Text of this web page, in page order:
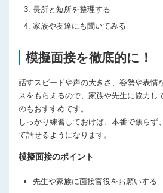
長所と短所を整理する
家族や友達にも聞いてみる
模擬面接を徹底的に！
話すスピードや声の大きさ、姿勢や表情
スをもらえるので、家族や先生に協力し
のもおすすめです。
しっかり練習しておけば、本番で焦らず
て話せるようになります。
模擬面接のポイント
先生や家族に面接官役をお願いする